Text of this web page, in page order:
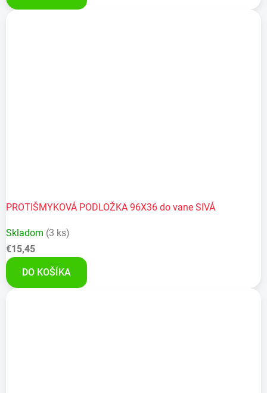
PROTIŠMYKOVÁ PODLOŽKA 96X36 do vane SIVÁ
Skladom (3 ks)
€15,45
DO KOŠÍKA